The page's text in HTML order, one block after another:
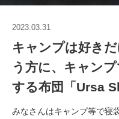
2023.03.31
キャンプは好き
う方に、キャン
する布団「Ursa
みなさんはキャンプ等で寝